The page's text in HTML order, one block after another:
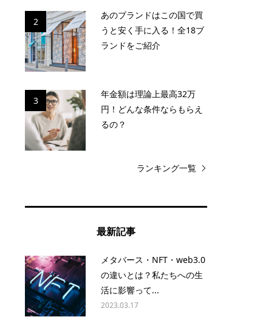
2
あのブランドはこの国で買
うと安く手に入る！全18ブ
ランドをご紹介
3
年金額は理論上最高32万
円！どんな条件ならもらえ
るの？
ランキング一覧
最新記事
メタバース・NFT・web3.0
の違いとは？私たちへの生
活に影響って...
2023.03.17